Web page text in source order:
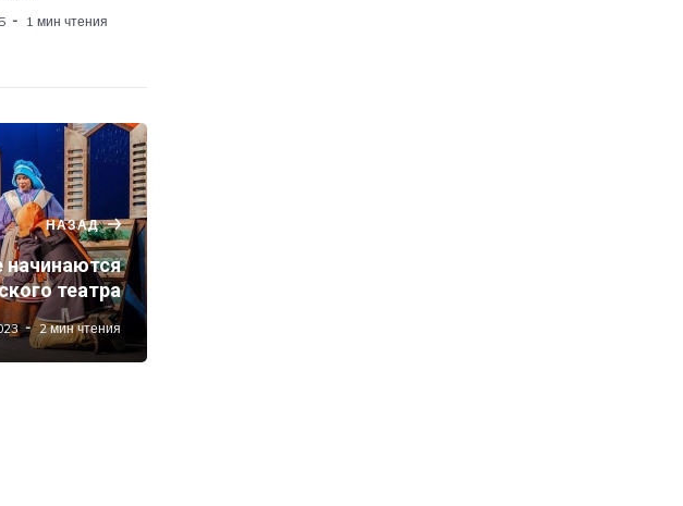
1 мин чтения
НАЗАД
начинаются
театра
2 мин чтения